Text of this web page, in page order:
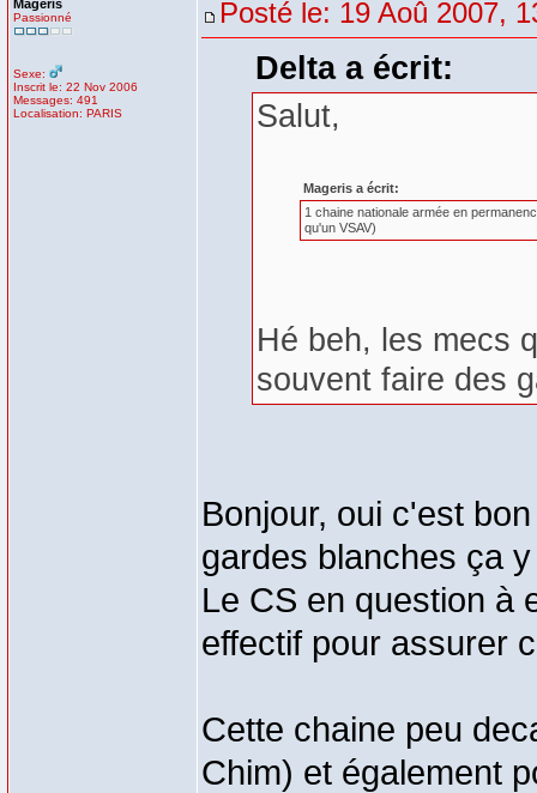
Mageris
Passionné
Sexe:
Inscrit le: 22 Nov 2006
Messages: 491
Localisation: PARIS
Posté le: 19 Aoû 2007,
Delta a écrit:
Salut,
Mageris a écrit:
1 chaine nationale armée en
qu'un VSAV)
Hé beh, les mecs
souvent faire des
Bonjour, oui c'est
gardes blanches ça
Le CS en question à
effectif pour assurer
Cette chaine peu
Chim) et également